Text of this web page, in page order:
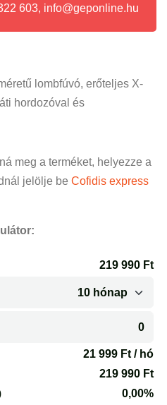
603, info@geponline.hu
lombfúvó, erőteljes X-
hordozóval és
meg a terméket, helyezze a
jelölje be Cofidis express